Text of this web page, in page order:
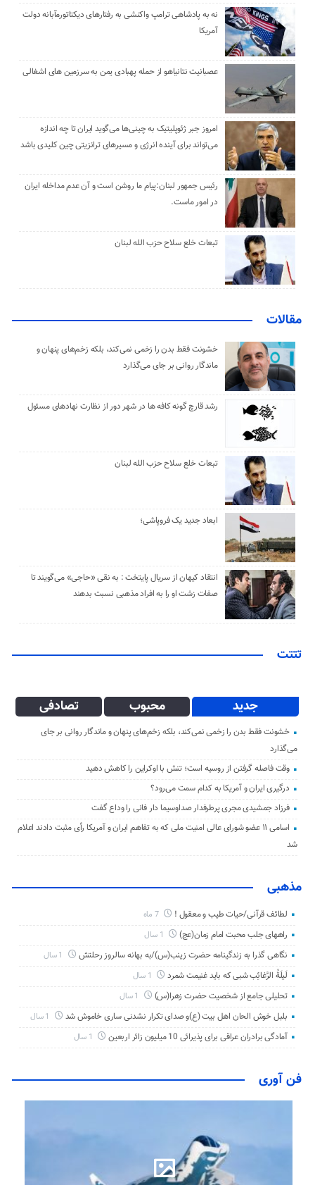
نه به پادشاهی ترامپ واکنشی به رفتارهای دیکتاتورمآبانه دولت
آمریکا
عصبانیت نتانیاهو از حمله پهبادی یمن به سرزمین های اشغالی
امروز جبر ژئوپلیتیک به چینی‌ها می‌گوید ایران تا چه اندازه
می‌تواند برای آینده انرژی و مسیرهای ترانزیتی چین کلیدی باشد
رئیس جمهور لبنان:پیام ما روشن است و آن عدم مداخله ایران
در امور ماست.
تبعات خلع سلاح حزب الله لبنان
مقالات
خشونت فقط بدن را زخمی نمی‌کند، بلکه زخم‌های پنهان و
ماندگار روانی بر جای می‌گذارد
رشد قارچ گونه کافه ها در شهر دور از نظارت نهادهای مسئول
تبعات خلع سلاح حزب الله لبنان
ابعاد جدید یک فروپاشی؛
انتقاد کیهان از سریال پایتخت : به نقی «حاجی» می‌گویند تا
صفات زشت او را به افراد مذهبی نسبت بدهند
تتتت
جدید محبوب تصادفی
خشونت فقط بدن را زخمی نمی‌کند، بلکه زخم‌های پنهان و ماندگار روانی بر جای
می‌گذارد
وقت فاصله گرفتن از روسیه است؛ تنش با اوکراین را کاهش دهید
درگیری ایران و آمریکا به کدام سمت می‌رود؟
فرزاد جمشیدی مجری پرطرفدار صداوسیما دار فانی را وداع گفت
اسامی ۱۱ عضو شورای عالی امنیت ملی که به تفاهم ایران و آمریکا رأی مثبت دادند اعلام
شد
مذهبی
لطائف قرآنی/حیات طیب و معقول ! 7 ماه
راههای جلب محبت امام زمان(عج)
نگاهی گذرا به زندگینامه حضرت زینب(س)/به بهانه سالروز رحلتش
لَیلَةُ الرَّغائِب شبی که باید غنیمت شمرد
تحلیلی جامع از شخصیت حضرت زهرا(س)
بلبل خوش الحان اهل بیت (ع)و صدای تکرار نشدنی ساری خاموش شد
آمادگی برادران عراقی برای پذیرائی 10 میلیون زائر اربعین
فن آوری